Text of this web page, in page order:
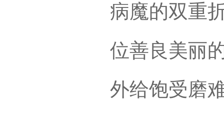
病魔的双重
位善良美丽
外给饱受磨